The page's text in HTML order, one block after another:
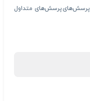
پرسش‌هایپرسش‌های متداول